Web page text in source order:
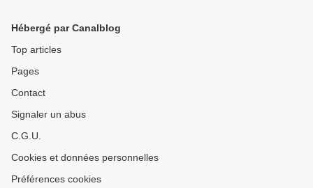
Hébergé par Canalblog
Top articles
Pages
Contact
Signaler un abus
C.G.U.
Cookies et données personnelles
Préférences cookies